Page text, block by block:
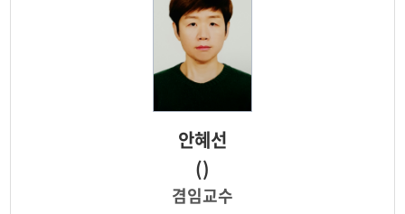
안혜선
()
겸임교수